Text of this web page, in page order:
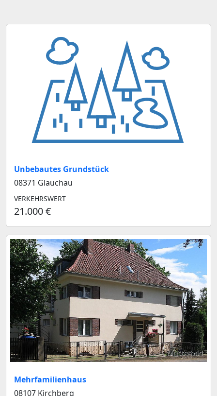
Unbebautes Grundstück
08371 Glauchau
VERKEHRSWERT
21.000 €
Musterbild
Mehrfamilienhaus
08107 Kirchberg